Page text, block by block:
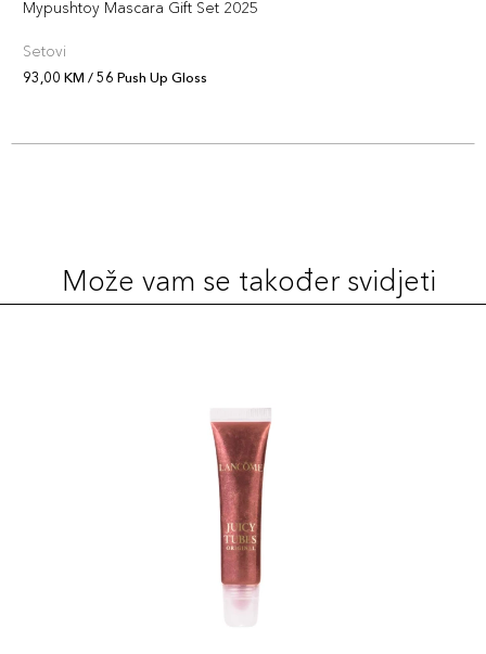
Mypushtoy Mascara Gift Set 2025
Setovi
93,00 KM / 56 Push Up Gloss
Može vam se također svidjeti